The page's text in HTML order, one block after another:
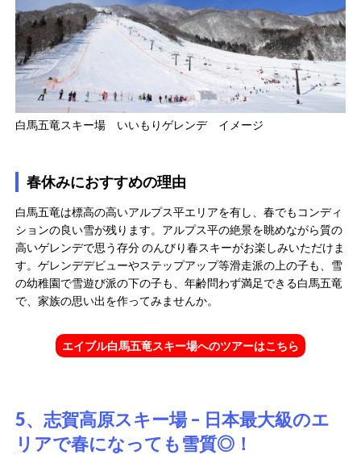
白馬五竜スキー場 いいもりゲレンデ イメージ
春休みにおすすめの理由
白馬五竜は標高の高いアルプス平エリアを有し、春でもコンディ
ションの良い雪が残ります。アルプス平の絶景を眺めながら質の
高いゲレンデで思う存分 のんびり春スキーがお楽しみいただけま
す。ゲレンデデビューやステップアップ等滑走派の上の子も、雪
の幼稚園で雪遊び派の下の子も、年齢問わず満足できる白馬五竜
で、家族の思い出を作ってみませんか。
エイブル白馬五竜スキー場へのツアーはこちら
5、志賀高原スキー場 – 日本最大級のエ
リアで春になっても雪質◎！